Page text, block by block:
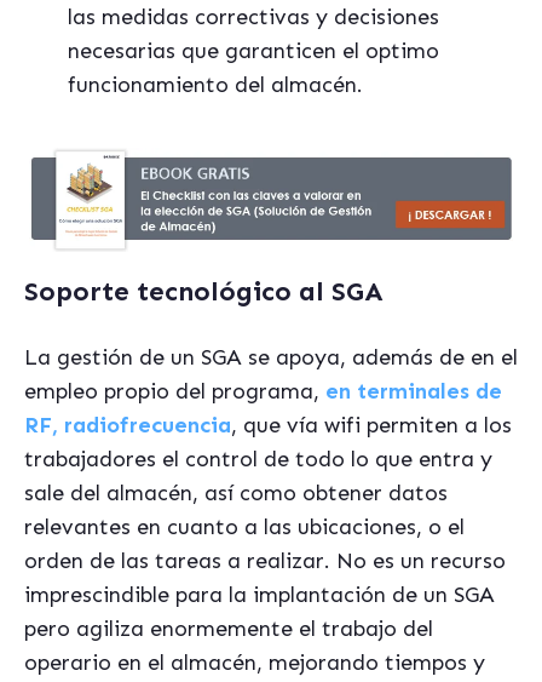
las medidas correctivas y decisiones
necesarias que garanticen el optimo
funcionamiento del almacén.
Soporte tecnológico al SGA
La gestión de un SGA se apoya, además de en el
empleo propio del programa, en terminales de
RF, radiofrecuencia, que vía wifi permiten a los
trabajadores el control de todo lo que entra y
sale del almacén, así como obtener datos
relevantes en cuanto a las ubicaciones, o el
orden de las tareas a realizar. No es un recurso
imprescindible para la implantación de un SGA
pero agiliza enormemente el trabajo del
operario en el almacén, mejorando tiempos y